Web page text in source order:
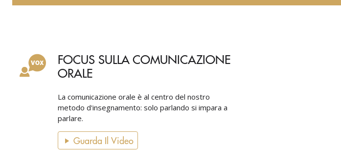
FOCUS SULLA COMUNICAZIONE
ORALE
La comunicazione orale è al centro del nostro
metodo d'insegnamento: solo parlando si impara a
parlare.
Guarda Il Video